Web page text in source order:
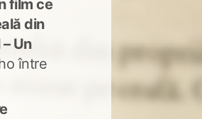
film ce
din
Un
între